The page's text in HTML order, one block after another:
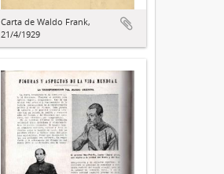
Carta de Waldo Frank,
21/4/1929